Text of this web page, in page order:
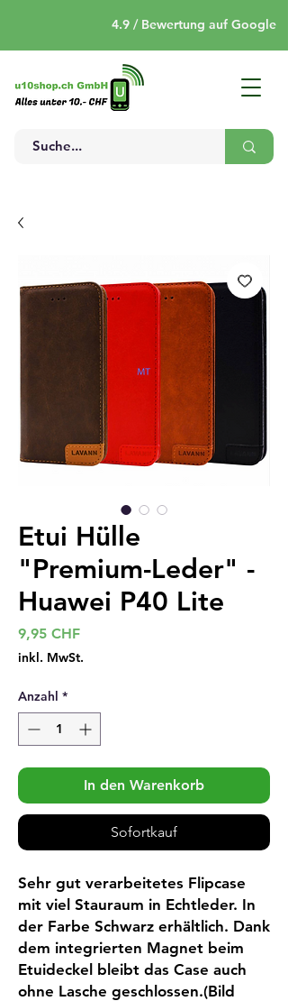
4.9 / Bewertung auf Google
Etui Hülle
"Premium-Leder" -
Huawei P40 Lite
9,95 CHFPreis
inkl. MwSt.
Anzahl *
In den Warenkorb
Sofortkauf
Sehr gut verarbeitetes Flipcase
mit viel Stauraum in Echtleder. In
der Farbe Schwarz erhältlich. Dank
dem integrierten Magnet beim
Etuideckel bleibt das Case auch
ohne Lasche geschlossen.(Bild